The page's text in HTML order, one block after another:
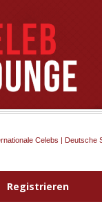
Celebs | Deutsche
Registrieren